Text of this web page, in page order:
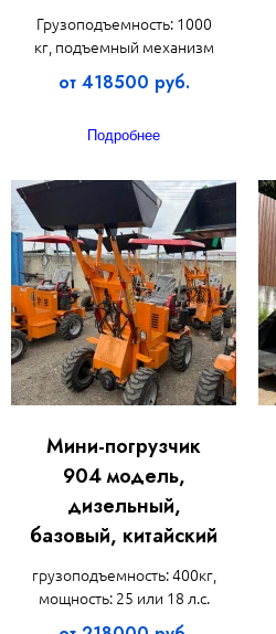
Грузоподъемность: 1000
кг, подъемный механизм
от 418500 руб.
Подробнее
Мини-погрузчик
904 модель,
дизельный,
базовый, китайский
грузоподъемность: 400кг,
мощность: 25 или 18 л.с.